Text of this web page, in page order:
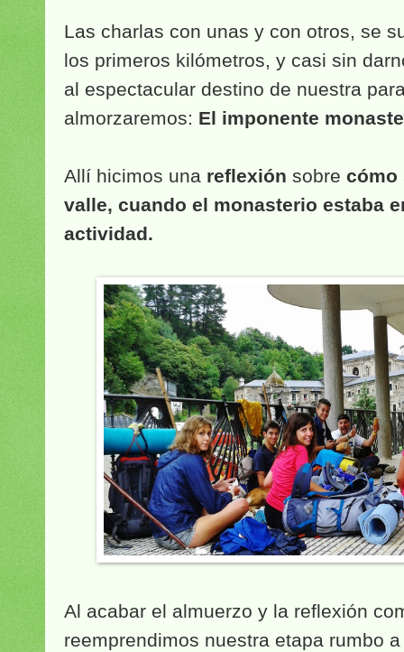
Las charlas con unas y con otros, se
los primeros kilómetros, y casi sin
al espectacular destino de nuestra
almorzaremos: El imponente
Allí hicimos una reflexión sobre cómo
valle, cuando el monasterio estaba
actividad.
Al acabar el almuerzo y la reflexión
reemprendimos nuestra etapa rumbo